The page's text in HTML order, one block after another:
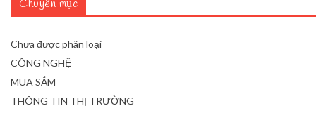
Chuyên mục
Chưa được phân loại
CÔNG NGHỆ
MUA SẮM
THÔNG TIN THỊ TRƯỜNG